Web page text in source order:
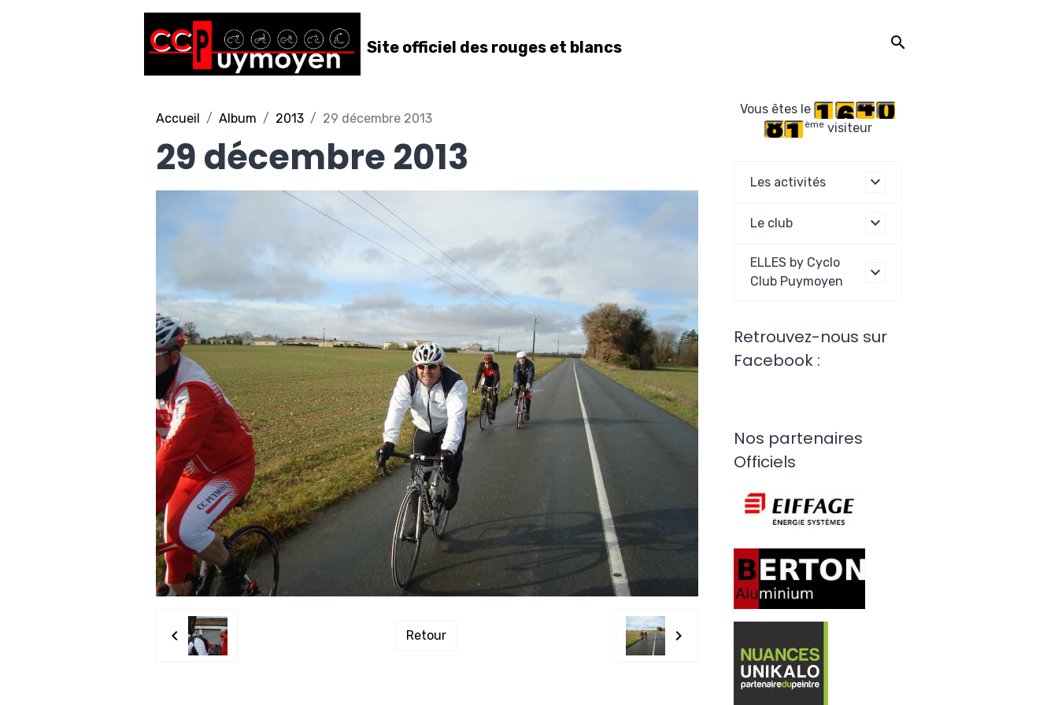
Site officiel des rouges et blancs
Accueil Album 2013 29 décembre 2013
29 décembre 2013
Retour
Vous êtes le
èmevisiteur
Les activités
Le club
ELLES by Cyclo
Club Puymoyen
Retrouvez-nous sur
Facebook :
Nos partenaires
Officiels